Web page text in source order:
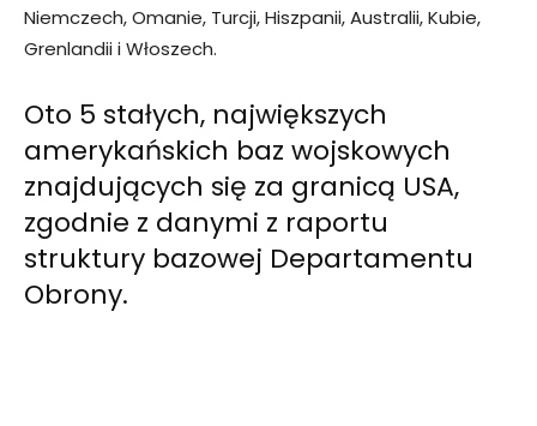
Niemczech, Omanie, Turcji, Hiszpanii, Australii, Kubie,
Grenlandii i Włoszech.
Oto 5 stałych, największych
amerykańskich baz wojskowych
znajdujących się za granicą USA,
zgodnie z danymi z raportu
struktury bazowej Departamentu
Obrony.